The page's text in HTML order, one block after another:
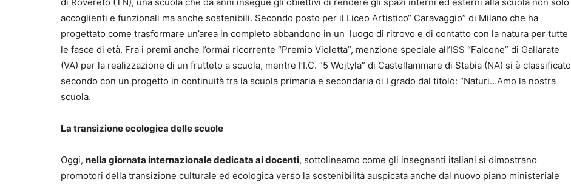
accoglienti e funzionali ma anche sostenibili. Secondo posto per il Liceo Artistico“ Caravaggio” di Milano che ha
progettato come trasformare un’area in completo abbandono in un luogo di ritrovo e di contatto con la natura per tutte
le fasce di età. Fra i premi anche l’ormai ricorrente “Premio Violetta”, menzione speciale all’ISS “Falcone” di Gallarate
(VA) per la realizzazione di un frutteto a scuola, mentre l’I.C. “5 Wojtyla” di Castellammare di Stabia (NA) si è classificato
secondo con un progetto in continuità tra la scuola primaria e secondaria di I grado dal titolo: “Naturi…Amo la nostra
scuola.
La transizione ecologica delle scuole
Oggi, nella giornata internazionale dedicata ai docenti, sottolineamo come gli insegnanti italiani si dimostrano
promotori della transizione culturale ed ecologica verso la sostenibilità auspicata anche dal nuovo piano ministeriale